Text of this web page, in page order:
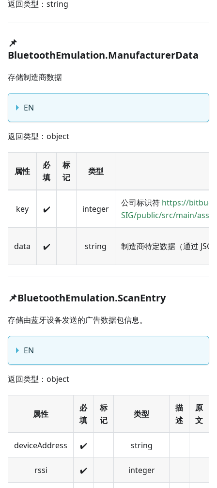
返回类型：string
📌
BluetoothEmulation.ManufacturerData
存储制造商数据
EN
返回类型：object
属性
必
填
标
记
类型
key ✔️ integer
公司标识符 https://
SIG/public/src/main/
data ✔️ string 制造商特定数据（通过
📌BluetoothEmulation.ScanEntry
存储由蓝牙设备发送的广告数据包信息。
EN
返回类型：object
属性
必
填
标
记
类型
描
述
原
文
deviceAddress ✔️ string
rssi ✔️ integer